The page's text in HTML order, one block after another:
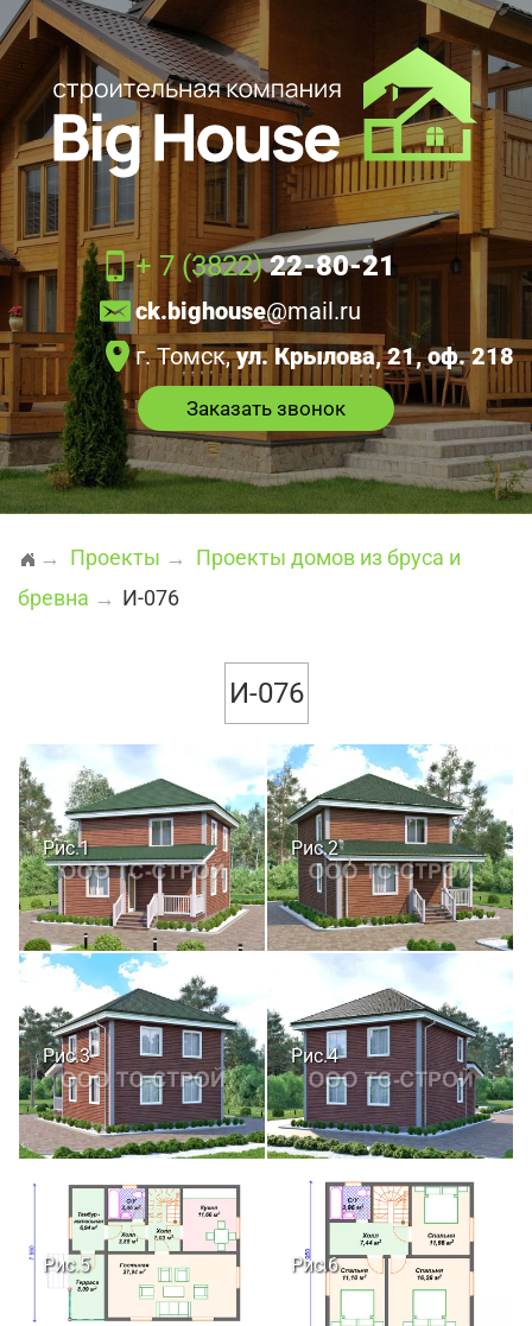
+ 7 (3822)22-80-21
ck.bighouse@mail.ru
г. Томск,ул. Крылова, 21, оф. 218
Заказать звонок
→ Проекты →
Проекты домов из бруса и
бревна → И-076
И-076
Рис.1 Рис.2
Рис.3 Рис.4
Рис.5 Рис.6